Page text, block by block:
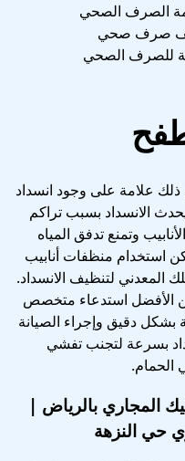
الصرف الصحي
صرف صحي
للصرف الصحي
ذلك علامة على وجود انسداد
الانسداد بسبب تراكم
وتمنع تدفق المياه
استخدام منظفات أنابيب
المعدني لتنظيف الانسداد.
الأفضل استدعاء متخصص
دقيق وإجراء الصيانة
بسرعة لتجنب تفشي
الحمام.
المجاري بالرياض |
حي النزهة